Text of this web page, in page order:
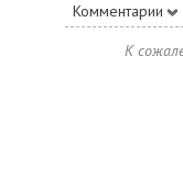
Комментарии
К